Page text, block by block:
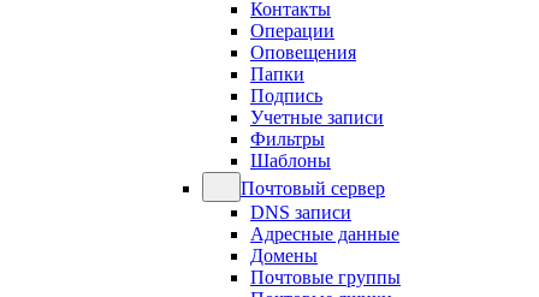
Контакты
Операции
Оповещения
Папки
Подпись
Учетные записи
Фильтры
Шаблоны
Почтовый сервер
DNS записи
Адресные данные
Домены
Почтовые группы